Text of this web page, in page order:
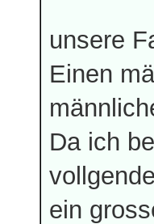
unsere
Einen
Da ich
ein